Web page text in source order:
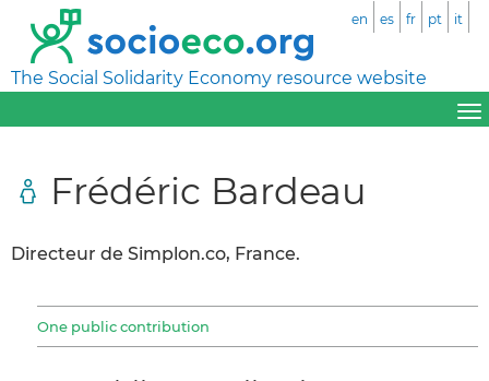
The Social Solidarity Economy resource website
en es fr pt it
Frédéric Bardeau
Directeur de Simplon.co, France.
One public contribution